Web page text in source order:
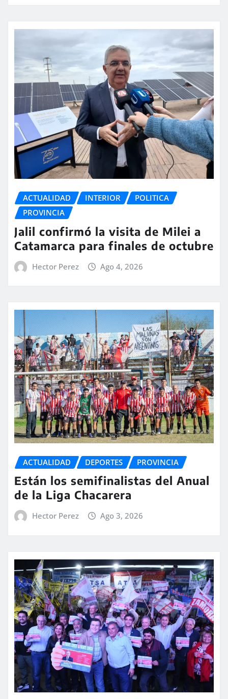
ACTUALIDAD INTERIOR
POLITICA
PROVINCIA
Jalil confirmó la visita de Milei a
Catamarca para finales de octubre
Hector Perez Ago 4, 2026
ACTUALIDAD DEPORTES PROVINCIA
Están los semifinalistas del Anual
de la Liga Chacarera
Hector Perez Ago 3, 2026